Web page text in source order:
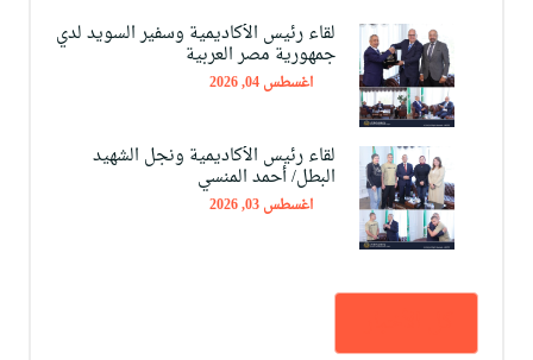
لقاء رئيس الأكاديمية وسفير السويد لدي
جمهورية مصر العربية
اغسطس 04, 2026
لقاء رئيس الأكاديمية ونجل الشهيد
البطل/ أحمد المنسي
اغسطس 03, 2026